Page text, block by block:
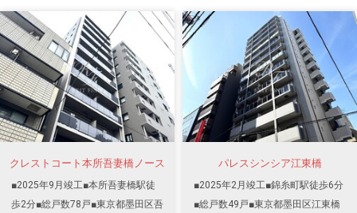
クレストコート本所吾妻橋ノース
■2025年9月竣工■本所吾妻橋駅徒
歩2分■総戸数78戸■東京都墨田区吾
パレスシンシア江東橋
■2025年2月竣工■錦糸町駅徒歩6分
■総戸数49戸■東京都墨田区江東橋